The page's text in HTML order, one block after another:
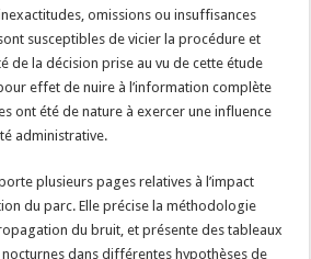
omissions ou insuffisances
susceptibles de vicier la procédure et
de la décision prise au vu de cette étude
effet de nuire à l’information complète
ont été de nature à exercer une influence
administrative.
plusieurs pages relatives à l’impact
du parc. Elle précise la méthodologie
du bruit, et présente des tableaux
nocturnes dans différentes hypothèses de